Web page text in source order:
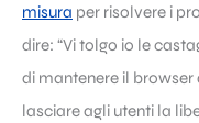
misura per risolvere i
dire: “Vi tolgo io le
di mantenere il
lasciare agli utenti la